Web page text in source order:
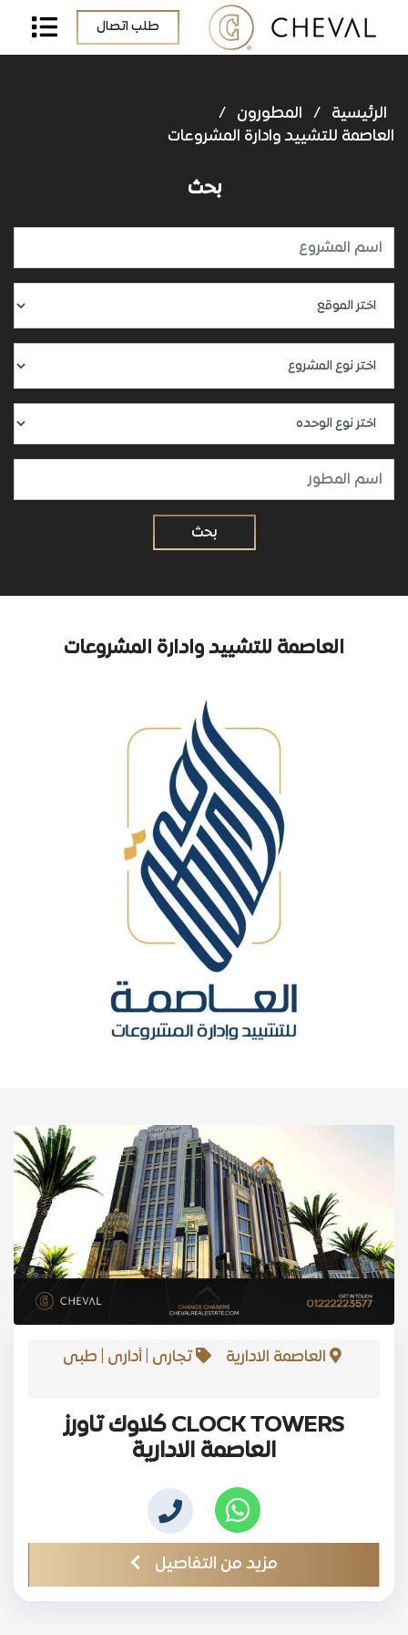
طلب اتصال
الرئيسية / المطورون
/
العاصمة للتشييد وادارة المشروعات
بحث
العاصمة للتشييد وادارة المشروعات
العاصمة الادارية تجارى | أدارى | طبى
CLOCK TOWERS كلاوك تاورز
العاصمة الادارية
مزيد من التفاصيل